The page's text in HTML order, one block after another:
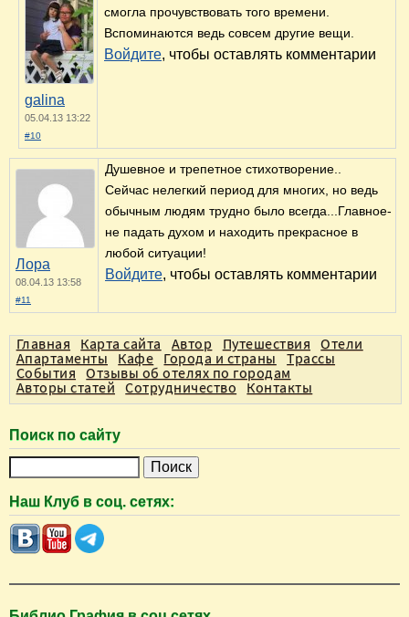
galina
05.04.13 13:22
#10
смогла прочувствовать того времени.
Вспоминаются ведь совсем другие вещи.
Войдите, чтобы оставлять комментарии
Лора
08.04.13 13:58
#11
Душевное и трепетное стихотворение..
Сейчас нелегкий период для многих, но ведь
обычным людям трудно было всегда...Главное-
не падать духом и находить прекрасное в
любой ситуации!
Войдите, чтобы оставлять комментарии
Главная Карта сайта Автор Путешествия
Отели
Апартаменты
Кафе Города и страны
Трассы
События
Отзывы об отелях по городам
Авторы статей
Сотрудничество Контакты
Поиск по сайту
и
с
к
Наш Клуб в соц. сетях: